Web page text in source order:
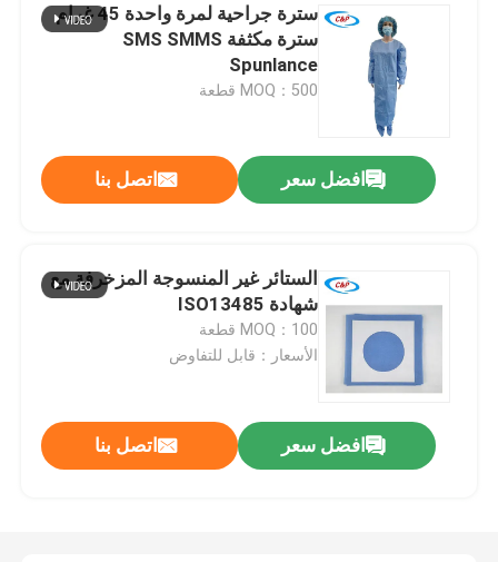
المنزل
المنتجات
فيديوهات
سترة جراحية لمرة واحدة 45 غرام
سترة مكثفة SMS SMMS
Spunlance
MOQ：500 قطعة
افضل سعر اتصل بنا
الستائر غير المنسوجة المزخرفة مع
شهادة ISO13485
MOQ：100 قطعة
الأسعار：قابل للتفاوض
افضل سعر اتصل بنا